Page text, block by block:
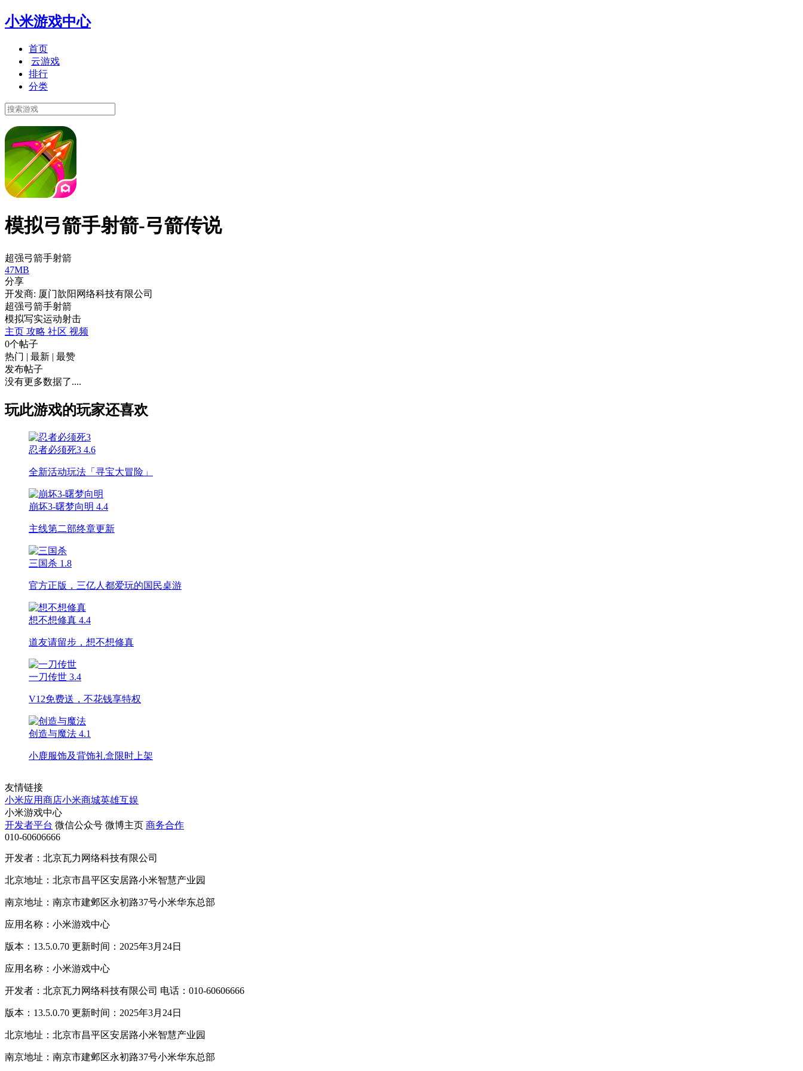
小米游戏中心
首页
云游戏
排行
分类
模拟弓箭手射箭-弓箭传说
超强弓箭手射箭
47MB
分享
开发商: 厦门歆阳网络科技有限公司
超强弓箭手射箭
模拟写实运动射击
主页 攻略 社区 视频
0个帖子
热门 | 最新 | 最赞
发布帖子
没有更多数据了....
玩此游戏的玩家还喜欢
忍者必须死3 4.6
全新活动玩法「寻宝大冒险」
崩坏3-曙梦向明 4.4
主线第二部终章更新
三国杀 1.8
官方正版，三亿人都爱玩的国民桌游
想不想修真 4.4
道友请留步，想不想修真
一刀传世 3.4
V12免费送，不花钱享特权
创造与魔法 4.1
小鹿服饰及背饰礼盒限时上架
友情链接
小米应用商店小米商城英雄互娱
小米游戏中心
开发者平台 微信公众号 微博主页 商务合作
010-60606666
开发者：北京瓦力网络科技有限公司
北京地址：北京市昌平区安居路小米智慧产业园
南京地址：南京市建邺区永初路37号小米华东总部
应用名称：小米游戏中心
版本：13.5.0.70 更新时间：2025年3月24日
应用名称：小米游戏中心
开发者：北京瓦力网络科技有限公司 电话：010-60606666
版本：13.5.0.70 更新时间：2025年3月24日
北京地址：北京市昌平区安居路小米智慧产业园
南京地址：南京市建邺区永初路37号小米华东总部